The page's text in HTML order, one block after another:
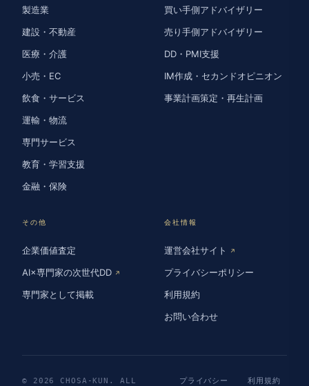
製造業
建設・不動産
医療・介護
小売・EC
飲食・サービス
運輸・物流
専門サービス
教育・学習支援
金融・保険
買い手側アドバイザリー
売り手側アドバイザリー
DD・PMI支援
IM作成・セカンドオピニオン
事業計画策定・再生計画
その他
企業価値査定
AI×専門家の次世代DD ↗
専門家として掲載
会社情報
運営会社サイト ↗
プライバシーポリシー
利用規約
お問い合わせ
© 2026 CHOSA-KUN. ALL プライバシー 利用規約